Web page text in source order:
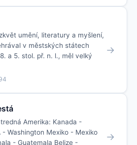
umění, literatury a myšlení,
v městských státech
a 5. stol. př. n. l., měl velký
→
Amerika: Kanada -
- Washington Mexiko - Mexiko
- Guatemala Belize -
→